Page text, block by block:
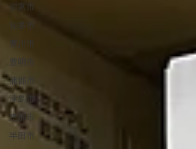
弥富市
知多市
豊川市
蒲郡市
津島市
恵那市
半田市